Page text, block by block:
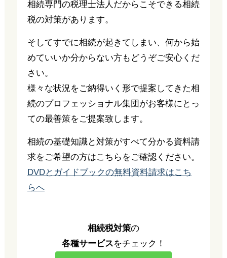
相続専門の税理士法人だからこそできる相続
税の対策があります。
そしてすでに相続が起きてしまい、何から始
めていいか分からない方もどうぞご安心くだ
さい。
様々な状況をご納得いく形で提案してきた相
続のプロフェッショナル集団がお客様にとっ
ての最善策をご提案致します。
相続の基礎知識と対策がすべて分かる資料請
求をご希望の方はこちらをご確認ください。
DVDとガイドブックの無料資料請求はこち
らへ
相続税対策の
各種サービスをチェック！